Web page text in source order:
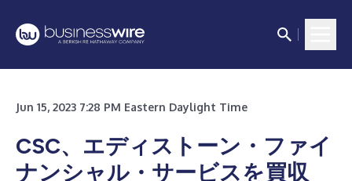
Jun 15, 2023 7:28 PM Eastern Daylight Time
CSC、エディストーン・ファイ
ナンシャル・サービスを買収